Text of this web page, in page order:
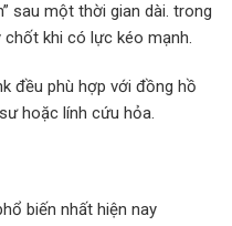
sau một thời gian dài. trong
chốt khi có lực kéo mạnh.
đều phù hợp với đồng hồ
hoặc lính cứu hỏa.
biến nhất hiện nay